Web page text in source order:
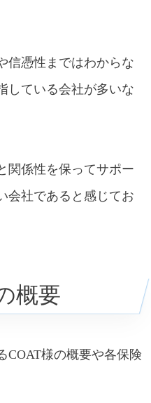
信憑性まではわからな
している会社が多いな
関係性を保ってサポー
会社であると感じてお
概要
COAT様の概要や各保険